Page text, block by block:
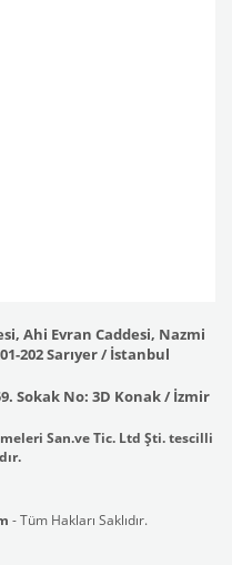
Ahi Evran Caddesi, Nazmi
202 Sarıyer / İstanbul
Sokak No: 3D Konak / İzmir
San.ve Tic. Ltd Şti. tescilli
- Tüm Hakları Saklıdır.